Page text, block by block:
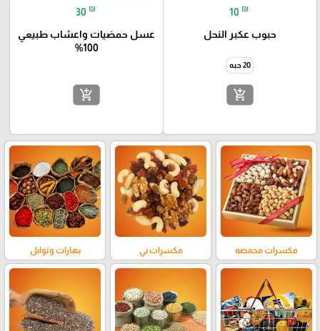
10 ₪
حبوب عكبر النحل
20 حبه
add_shopping_cart
30 ₪
عسل حمضيات واعشاب طبيعي
100%
add_shopping_cart
مكسرات محمصه مكسرات ني بهارات وتوابل